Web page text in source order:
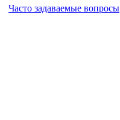
Часто задаваемые вопросы